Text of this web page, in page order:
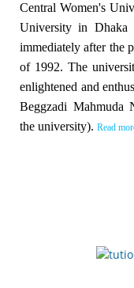
Central Women's
University in Dhaka
immediately after the
of 1992. The
enlightened and
Beggzadi Mahmuda
the university). Read